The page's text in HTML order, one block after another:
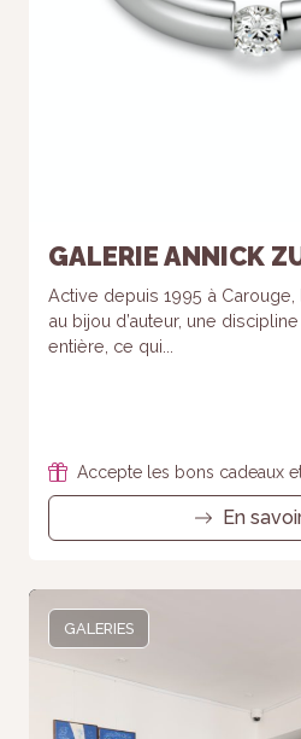
GALERIE ANNICK
Active depuis 1995 à
au bijou d’auteur, une
entière, ce qui...
Accepte les bons cadeaux
En
GALERIES